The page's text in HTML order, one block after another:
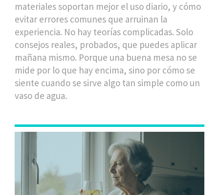
materiales soportan mejor el uso diario, y cómo
evitar errores comunes que arruinan la
experiencia. No hay teorías complicadas. Solo
consejos reales, probados, que puedes aplicar
mañana mismo. Porque una buena mesa no se
mide por lo que hay encima, sino por cómo se
siente cuando se sirve algo tan simple como un
vaso de agua.